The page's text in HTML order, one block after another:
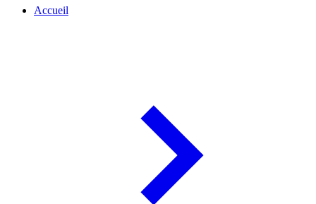
Accueil